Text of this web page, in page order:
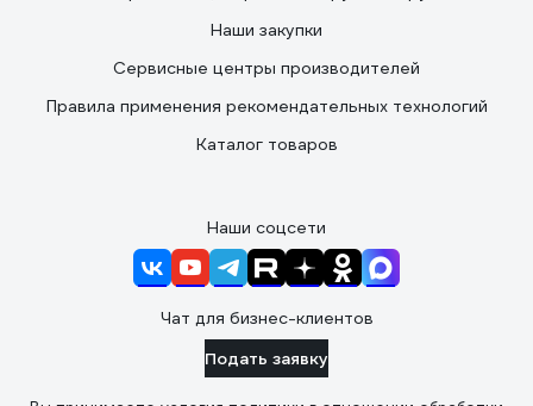
Наши закупки
Сервисные центры производителей
Правила применения рекомендательных технологий
Каталог товаров
Наши соцсети
Чат для бизнес-клиентов
Подать заявку